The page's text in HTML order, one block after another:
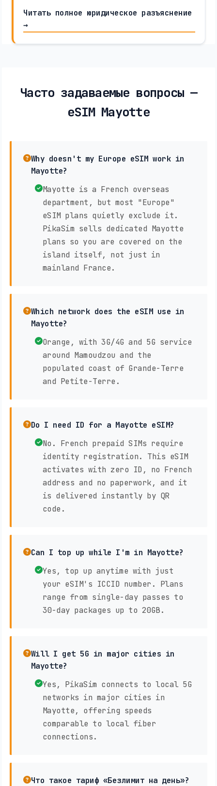
Читать полное юридическое разъяснение
→
Часто задаваемые вопросы —
eSIM Mayotte
Why doesn't my Europe eSIM work in
Mayotte?
Mayotte is a French overseas
department, but most "Europe"
eSIM plans quietly exclude it.
PikaSim sells dedicated Mayotte
plans so you are covered on the
island itself, not just in
mainland France.
Which network does the eSIM use in
Mayotte?
Orange, with 3G/4G and 5G service
around Mamoudzou and the
populated coast of Grande-Terre
and Petite-Terre.
Do I need ID for a Mayotte eSIM?
No. French prepaid SIMs require
identity registration. This eSIM
activates with zero ID, no French
address and no paperwork, and it
is delivered instantly by QR
code.
Can I top up while I'm in Mayotte?
Yes, top up anytime with just
your eSIM's ICCID number. Plans
range from single-day passes to
30-day packages up to 20GB.
Will I get 5G in major cities in
Mayotte?
Yes, PikaSim connects to local 5G
networks in major cities in
Mayotte, offering speeds
comparable to local fiber
connections.
Что такое тариф «Безлимит на день»?